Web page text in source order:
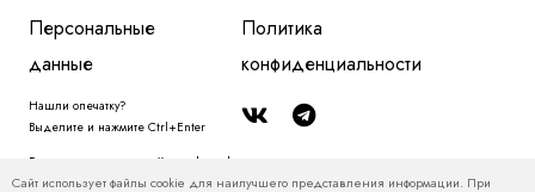
Персональные
данные
Политика
конфиденциальности
Нашли опечатку?
Выделите и нажмите Ctrl+Enter
Размещенная на сайте zolotoy-kompas.ru информация, в том числе, о
Сайт использует файлы cookie для наилучшего представления информации. При